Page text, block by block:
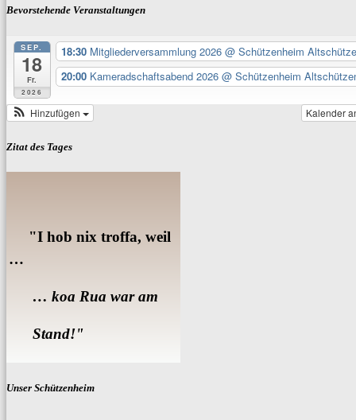
Bevorstehende Veranstaltungen
SEP.
18
Fr.
2026
18:30 Mitgliederversammlung 2026 @ Schützenheim
20:00 Kameradschaftsabend 2026 @ Schützenheim
Kalender
Hinzufügen
Zitat des Tages
"I hob nix troffa, weil
…
… koa Rua war am
Stand!"
Unser Schützenheim